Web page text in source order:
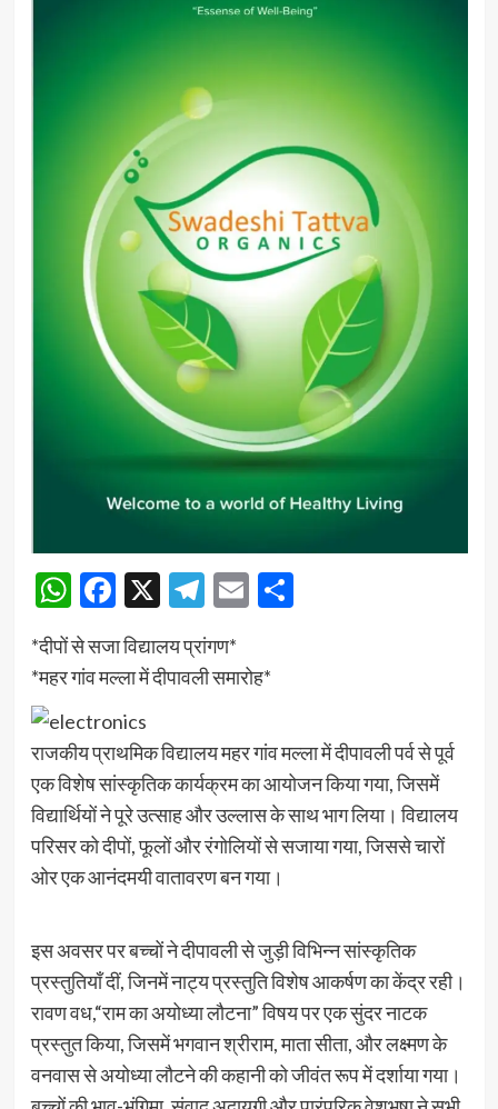
WhatsApp
Facebook
X Telegram
EmailShare
*दीपों से सजा विद्यालय प्रांगण*
*महर गांव मल्ला में दीपावली समारोह*
राजकीय प्राथमिक विद्यालय महर गांव मल्ला में दीपावली पर्व से पूर्व
एक विशेष सांस्कृतिक कार्यक्रम का आयोजन किया गया, जिसमें
विद्यार्थियों ने पूरे उत्साह और उल्लास के साथ भाग लिया। विद्यालय
परिसर को दीपों, फूलों और रंगोलियों से सजाया गया, जिससे चारों
ओर एक आनंदमयी वातावरण बन गया।
इस अवसर पर बच्चों ने दीपावली से जुड़ी विभिन्न सांस्कृतिक
प्रस्तुतियाँ दीं, जिनमें नाट्य प्रस्तुति विशेष आकर्षण का केंद्र रही।
रावण वध,“राम का अयोध्या लौटना” विषय पर एक सुंदर नाटक
प्रस्तुत किया, जिसमें भगवान श्रीराम, माता सीता, और लक्ष्मण के
वनवास से अयोध्या लौटने की कहानी को जीवंत रूप में दर्शाया गया।